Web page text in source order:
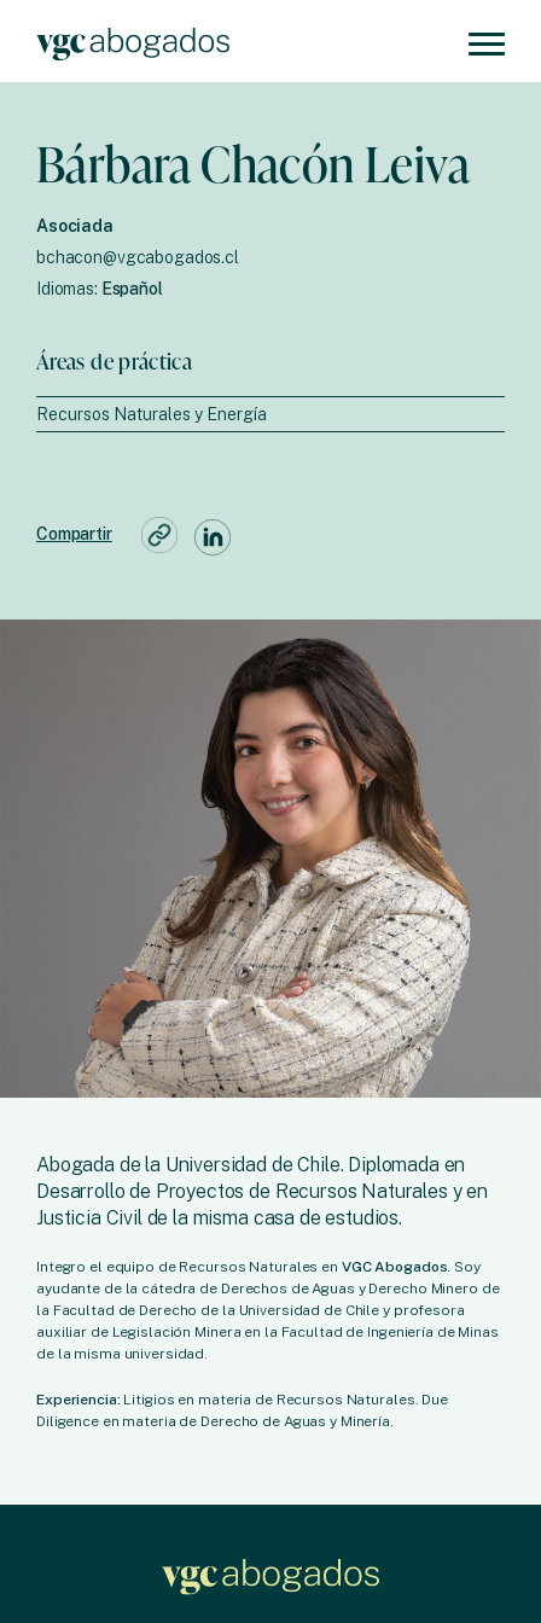
Bárbara Chacón Leiva
Asociada
bchacon@vgcabogados.cl
Idiomas: Español
Áreas de práctica
Recursos Naturales y Energía
Compartir
Abogada de la Universidad de Chile. Diplomada en
Desarrollo de Proyectos de Recursos Naturales y en
Justicia Civil de la misma casa de estudios.
Integro el equipo de Recursos Naturales en VGC Abogados . Soy
ayudante de la cátedra de Derechos de Aguas y Derecho Minero de
la Facultad de Derecho de la Universidad de Chile y profesora
auxiliar de Legislación Minera en la Facultad de Ingeniería de Minas
de la misma universidad.
Experiencia: Litigios en materia de Recursos Naturales. Due
Diligence en materia de Derecho de Aguas y Minería.